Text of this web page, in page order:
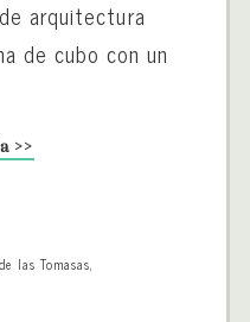
arquitectura
de cubo con un
>>
las Tomasas,